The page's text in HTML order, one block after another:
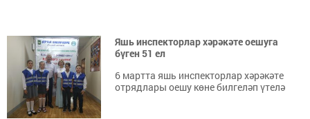
Яшь инспекторлар хәрәкәте оешуга
бүген 51 ел
6 мартта яшь инспекторлар хәрәкәте
отрядлары оешу көне билгеләп үтелә